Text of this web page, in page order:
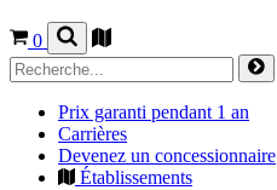
0
Prix garanti pendant 1 an
Carrières
Devenez un concessionnaire
Établissements